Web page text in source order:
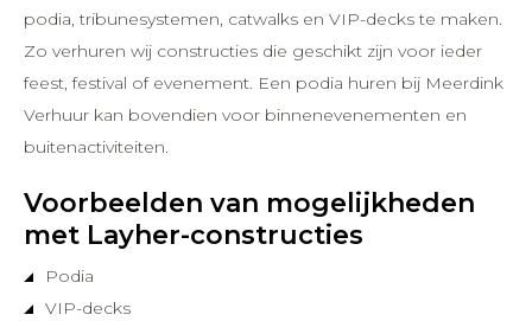
podia, tribunesystemen, catwalks en VIP-decks te maken.
Zo verhuren wij constructies die geschikt zijn voor ieder
feest, festival of evenement. Een podia huren bij Meerdink
Verhuur kan bovendien voor binnenevenementen en
buitenactiviteiten.
Voorbeelden van mogelijkheden
met Layher-constructies
Podia
VIP-decks